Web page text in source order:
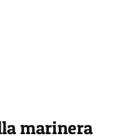
marinera